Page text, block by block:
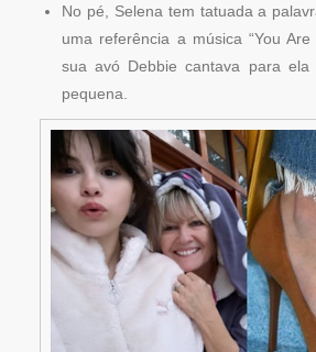
No pé, Selena tem tatuada a
uma referência a música “You
sua avó Debbie cantava para ela
pequena.